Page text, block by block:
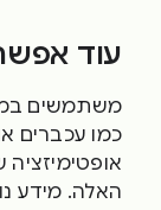
עוד
משתמשים
כמו עכברים
האלה. מידע